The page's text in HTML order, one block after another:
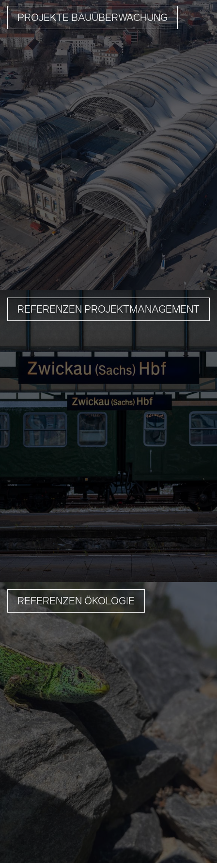
PROJEKTE BAUÜBERWACHUNG
REFERENZEN PROJEKTMANAGEMENT
REFERENZEN ÖKOLOGIE